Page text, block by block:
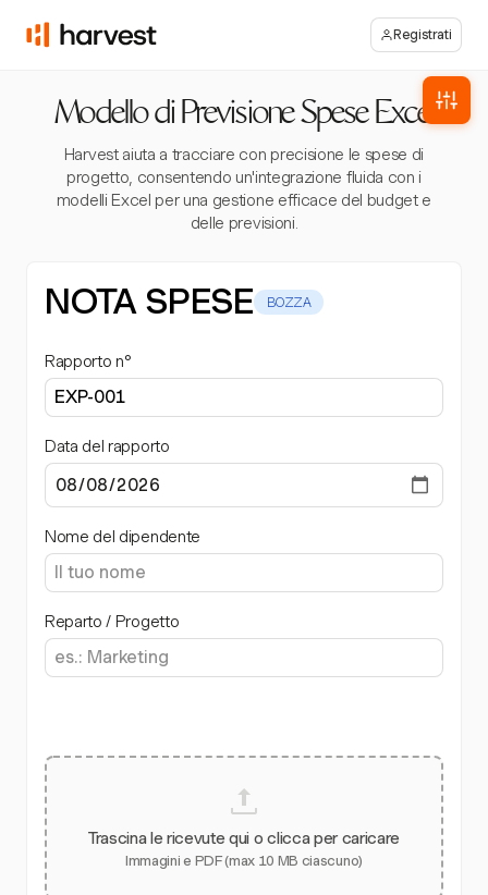
Registrati
Modello di Previsione Spese Excel
Harvest aiuta a tracciare con precisione le spese di
progetto, consentendo un'integrazione fluida con i
modelli Excel per una gestione efficace del budget e
delle previsioni.
NOTA SPESE BOZZA
Rapporto n°
Data del rapporto
Nome del dipendente
Reparto / Progetto
Trascina le ricevute qui o clicca per caricare
Immagini e PDF (max 10 MB ciascuno)